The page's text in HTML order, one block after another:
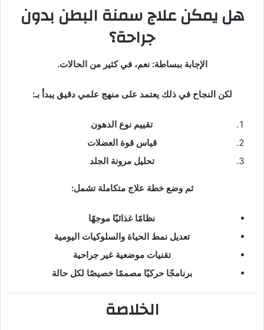
هل يمكن علاج سمنة البطن بدون
جراحة؟
الإجابة ببساطة: نعم، في كثير من الحالات.
لكن النجاح في ذلك يعتمد على منهج علمي دقيق يبدأ بـ:
تقييم نوع الدهون
قياس قوة العضلات
تحليل مرونة الجلد
ثم وضع خطة علاج متكاملة تشمل:
نظامًا غذائيًا موجهًا
تعديل نمط الحياة والسلوكيات اليومية
تقنيات موضعية غير جراحية
برنامجًا حركيًا مصممًا خصيصًا لكل حالة
الخلاصة